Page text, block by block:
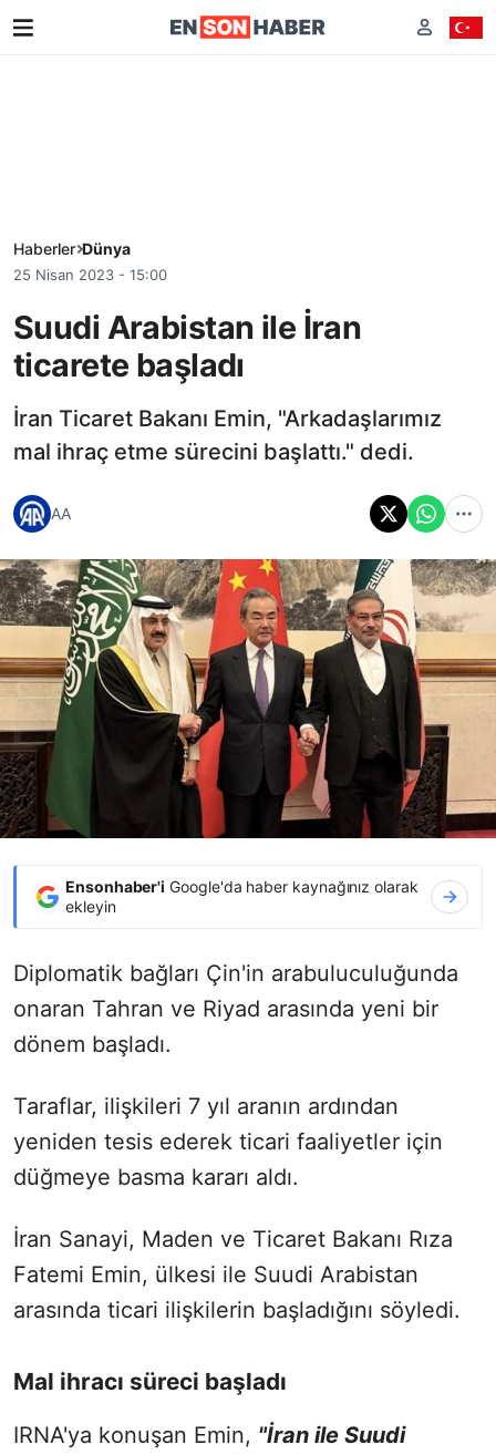
Haberler Dünya
25 Nisan 2023 - 15:00
Suudi Arabistan ile İran
ticarete başladı
İran Ticaret Bakanı Emin, "Arkadaşlarımız
mal ihraç etme sürecini başlattı." dedi.
AA
Ensonhaber'i Google'da haber kaynağınız olarak
ekleyin
Diplomatik bağları Çin'in arabuluculuğunda
onaran Tahran ve Riyad arasında yeni bir
dönem başladı.
Taraflar, ilişkileri 7 yıl aranın ardından
yeniden tesis ederek ticari faaliyetler için
düğmeye basma kararı aldı.
İran Sanayi, Maden ve Ticaret Bakanı Rıza
Fatemi Emin, ülkesi ile Suudi Arabistan
arasında ticari ilişkilerin başladığını söyledi.
Mal ihracı süreci başladı
IRNA'ya konuşan Emin, "İran ile Suudi